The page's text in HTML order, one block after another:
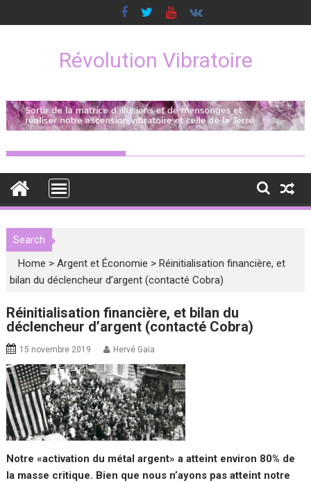
to
Révolution Vibratoire
Search
Home >Argent et Économie >Réinitialisation financière, et
bilan du déclencheur d’argent (contacté Cobra)
Réinitialisation financière, et bilan du
déclencheur d’argent (contacté Cobra)
15 novembre 2019 Hervé Gaïa
Notre «activation du métal argent» a atteint environ 80% de
la masse critique. Bien que nous n’ayons pas atteint notre